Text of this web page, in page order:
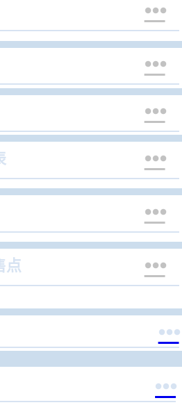





点 

